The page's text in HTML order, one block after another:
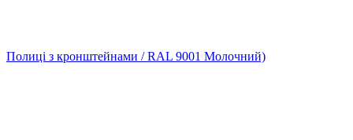
Полиці з кронштейнами / RAL 9001 Молочний)